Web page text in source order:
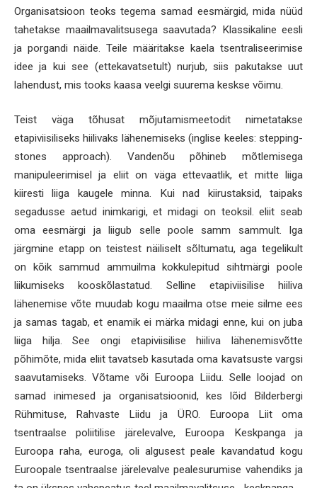
Organisatsioon teoks tegema samad eesmärgid, mida nüüd
tahetakse maailmavalitsusega saavutada? Klassikaline eesli
ja porgandi näide. Teile määritakse kaela tsentraliseerimise
idee ja kui see (ettekavatsetult) nurjub, siis pakutakse uut
lahendust, mis tooks kaasa veelgi suurema keskse võimu.
Teist väga tõhusat mõjutamismeetodit nimetatakse
etapiviisiliseks hiilivaks lähenemiseks (inglise keeles: stepping-
stones approach). Vandenõu põhineb mõtlemisega
manipuleerimisel ja eliit on väga ettevaatlik, et mitte liiga
kiiresti liiga kaugele minna. Kui nad kiirustaksid, taipaks
segadusse aetud inimkarigi, et midagi on teoksil. eliit seab
oma eesmärgi ja liigub selle poole samm sammult. Iga
järgmine etapp on teistest näiliselt sõltumatu, aga tegelikult
on kõik sammud ammuilma kokkulepitud sihtmärgi poole
liikumiseks kooskõlastatud. Selline etapiviisilise hiiliva
lähenemise võte muudab kogu maailma otse meie silme ees
ja samas tagab, et enamik ei märka midagi enne, kui on juba
liiga hilja. See ongi etapiviisilise hiiliva lähenemisvõtte
põhimõte, mida eliit tavatseb kasutada oma kavatsuste vargsi
saavutamiseks. Võtame või Euroopa Liidu. Selle loojad on
samad inimesed ja organisatsioonid, kes lõid Bilderbergi
Rühmituse, Rahvaste Liidu ja ÜRO. Euroopa Liit oma
tsentraalse poliitilise järelevalve, Euroopa Keskpanga ja
Euroopa raha, euroga, oli algusest peale kavandatud kogu
Euroopale tsentraalse järelevalve pealesurumise vahendiks ja